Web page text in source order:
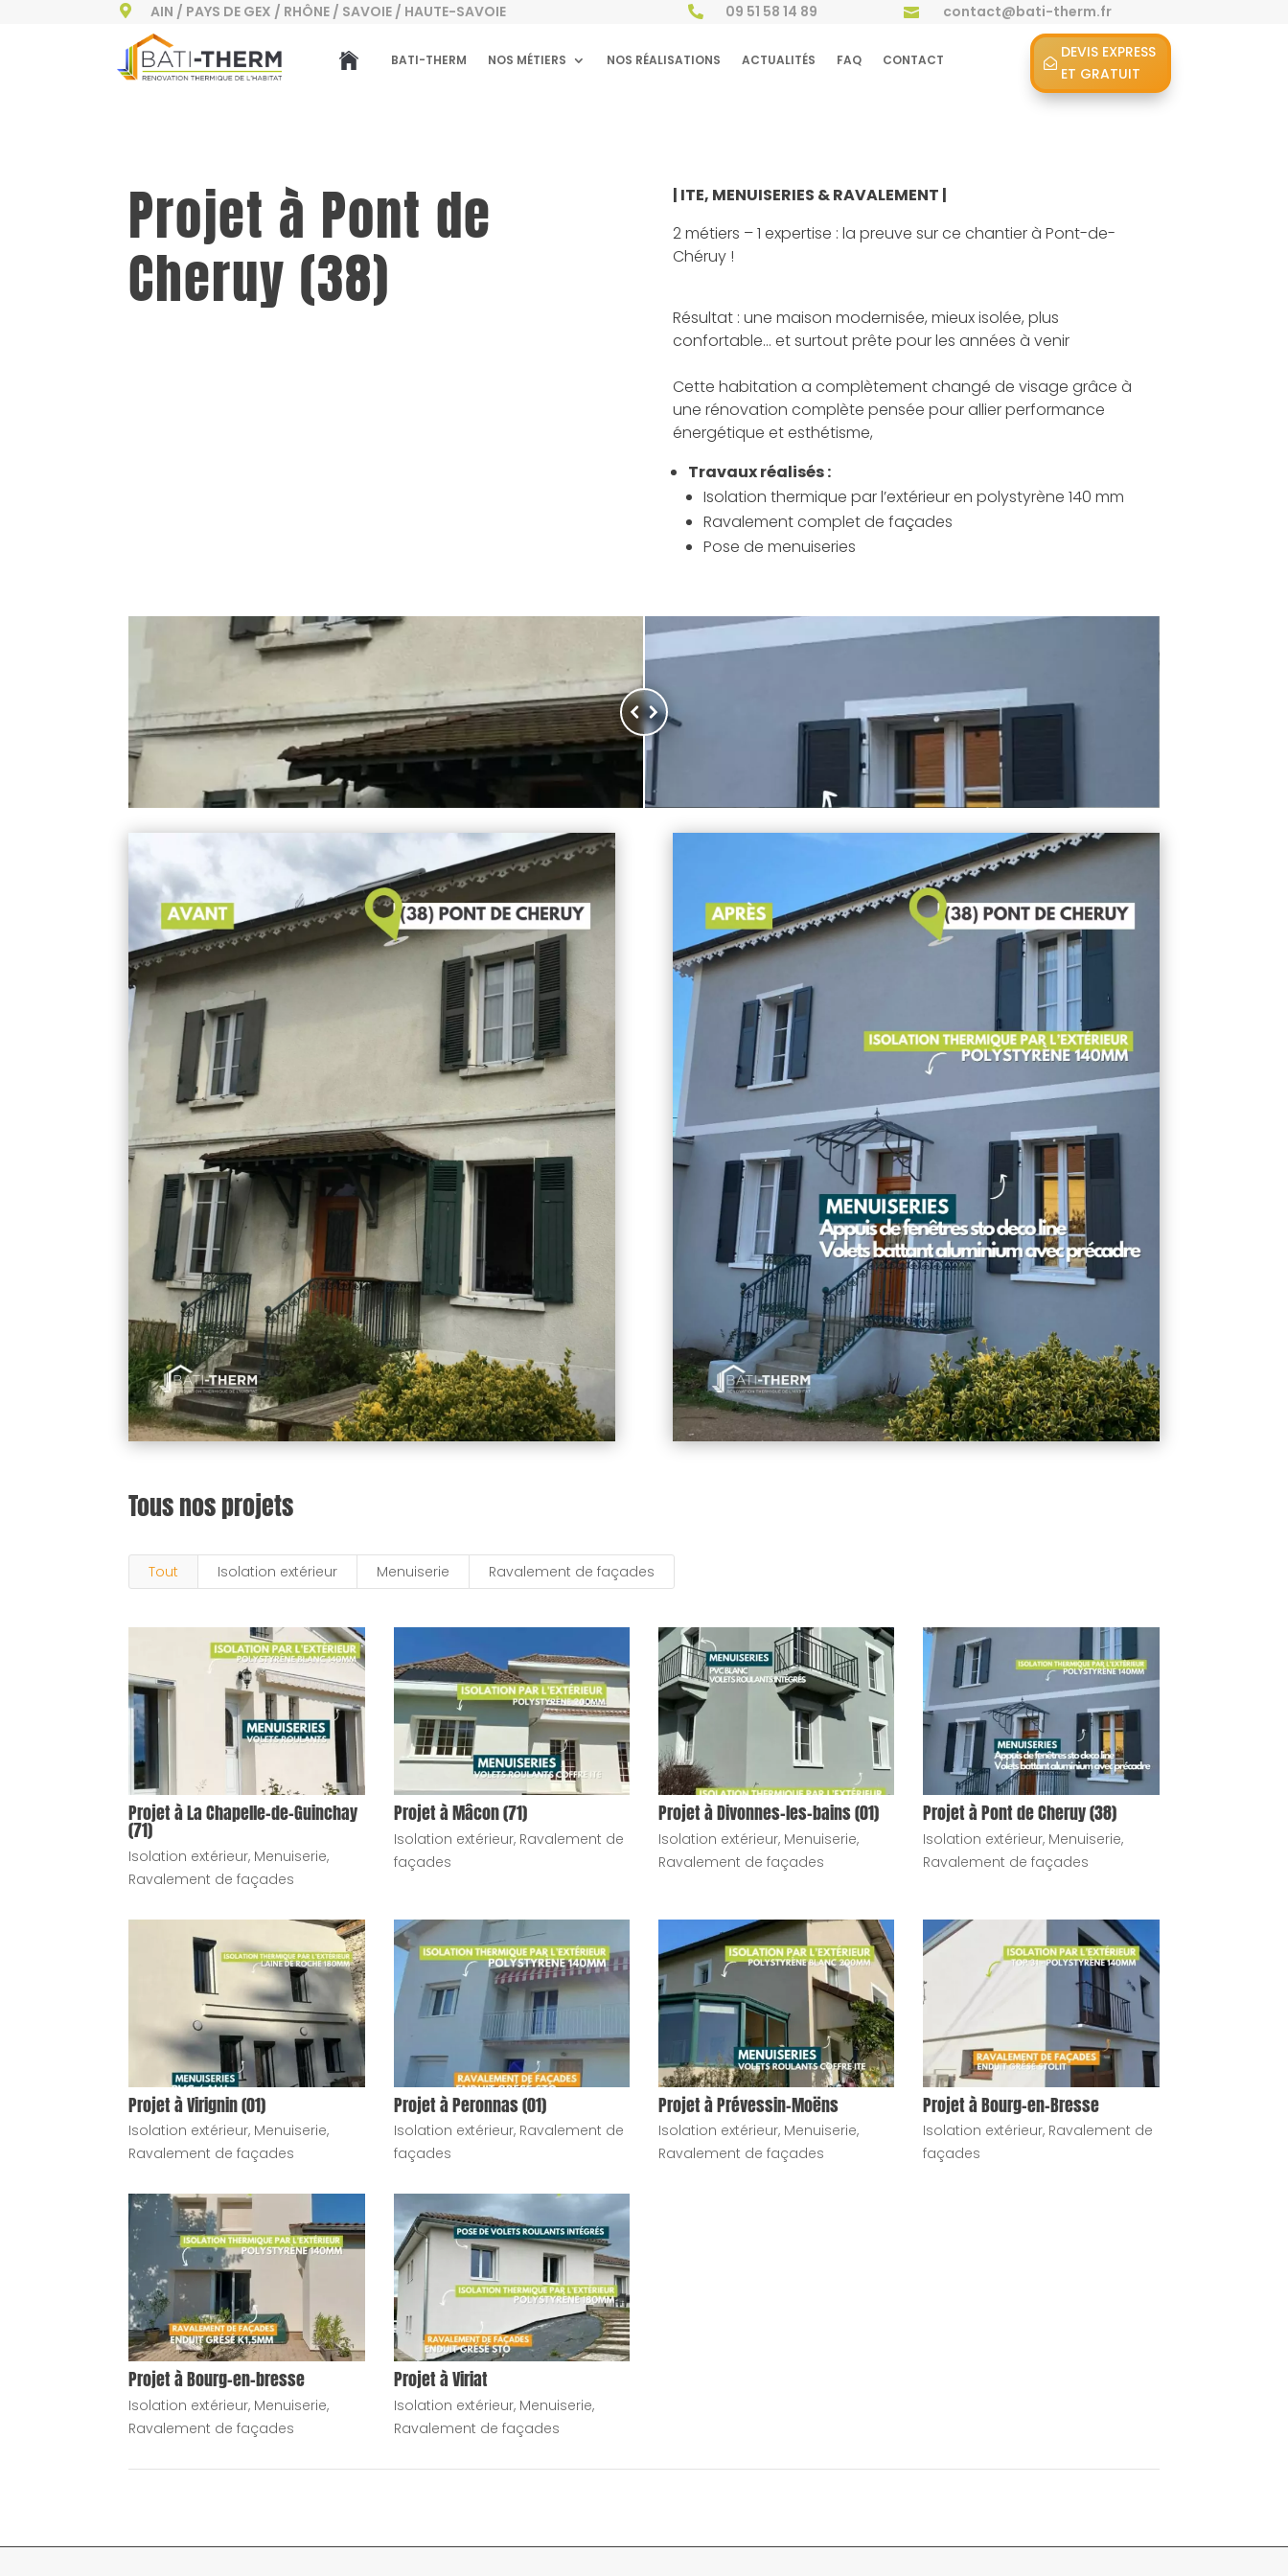
 AIN / PAYS DE GEX / RHÔNE / SAVOIE / HAUTE-SAVOIE  09 51 58 14 89  contact@bati-therm.fr
BATI-THERM NOS MÉTIERS NOS RÉALISATIONS ACTUALITÉS FAQ CONTACT
DEVIS EXPRESS
ET GRATUIT
Projet à Pont de
Cheruy (38)
| ITE, MENUISERIES & RAVALEMENT |
2 métiers – 1 expertise : la preuve sur ce chantier à Pont-de-
Chéruy !
Résultat : une maison modernisée, mieux isolée, plus
confortable… et surtout prête pour les années à venir
Cette habitation a complètement changé de visage grâce à
une rénovation complète pensée pour allier performance
énergétique et esthétisme,
Travaux réalisés :
Isolation thermique par l’extérieur en polystyrène 140 mm
Ravalement complet de façades
Pose de menuiseries
Tous nos projets
Tout Isolation extérieur Menuiserie Ravalement de façades
Projet à La Chapelle-de-Guinchay
(71)
Isolation extérieur, Menuiserie,
Ravalement de façades
Projet à Mâcon (71)
Isolation extérieur, Ravalement de
façades
Projet à Divonnes-les-bains (01)
Isolation extérieur, Menuiserie,
Ravalement de façades
Projet à Pont de Cheruy (38)
Isolation extérieur, Menuiserie,
Ravalement de façades
Projet à Virignin (01)
Isolation extérieur, Menuiserie,
Ravalement de façades
Projet à Peronnas (01)
Isolation extérieur, Ravalement de
façades
Projet à Prévessin-Moëns
Isolation extérieur, Menuiserie,
Ravalement de façades
Projet à Bourg-en-Bresse
Isolation extérieur, Ravalement de
façades
Projet à Bourg-en-bresse
Isolation extérieur, Menuiserie,
Ravalement de façades
Projet à Viriat
Isolation extérieur, Menuiserie,
Ravalement de façades